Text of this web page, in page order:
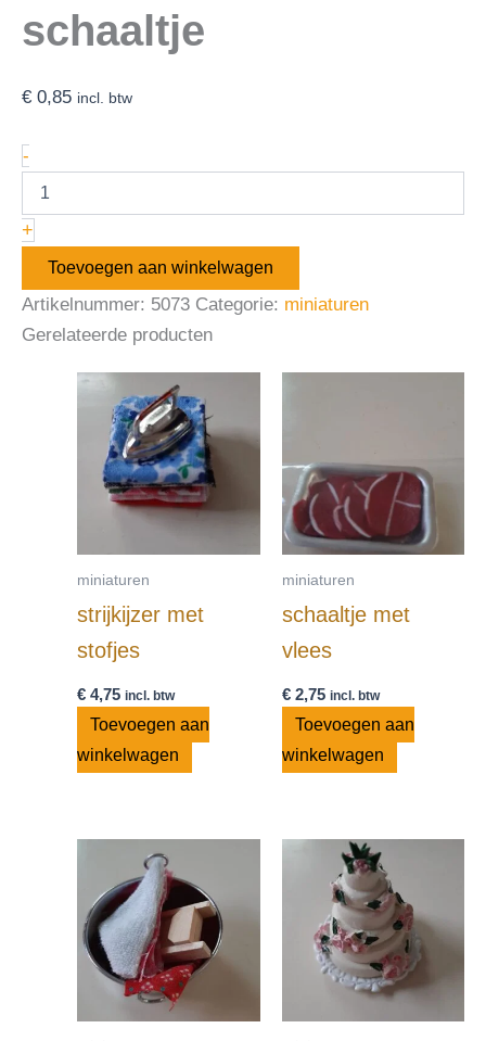
schaaltje
€ 0,85 incl. btw
-
+
Toevoegen aan winkelwagen
Artikelnummer: 5073 Categorie: miniaturen
Gerelateerde producten
miniaturen
strijkijzer met
stofjes
€ 4,75 incl. btw
Toevoegen aan
winkelwagen
miniaturen
schaaltje met
vlees
€2,75 incl. btw
Toevoegen aan
winkelwagen